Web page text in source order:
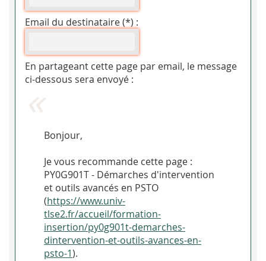
Email du destinataire (*) :
En partageant cette page par email, le message
ci-dessous sera envoyé :
Bonjour,
Je vous recommande cette page :
PY0G901T - Démarches d'intervention
et outils avancés en PSTO
(https://www.univ-
tlse2.fr/accueil/formation-
insertion/py0g901t-demarches-
dintervention-et-outils-avances-en-
psto-1).